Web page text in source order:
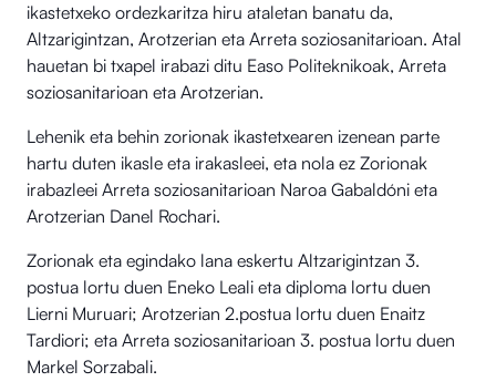
ikastetxeko ordezkaritza hiru ataletan banatu da,
Altzarigintzan, Arotzerian eta Arreta soziosanitarioan. Atal
hauetan bi txapel irabazi ditu Easo Politeknikoak, Arreta
soziosanitarioan eta Arotzerian.
Lehenik eta behin zorionak ikastetxearen izenean parte
hartu duten ikasle eta irakasleei, eta nola ez Zorionak
irabazleei Arreta soziosanitarioan Naroa Gabaldóni eta
Arotzerian Danel Rochari.
Zorionak eta egindako lana eskertu Altzarigintzan 3.
postua lortu duen Eneko Leali eta diploma lortu duen
Lierni Muruari; Arotzerian 2.postua lortu duen Enaitz
Tardiori; eta Arreta soziosanitarioan 3. postua lortu duen
Markel Sorzabali.